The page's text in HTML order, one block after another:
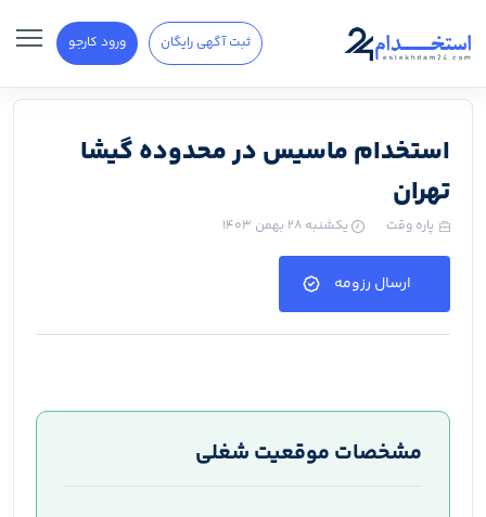
ثبت آگهی رایگان ورود کارجو
استخدام ماسیس در محدوده گیشا
تهران
پاره وقت یکشنبه ۲۸ بهمن ۱۴۰۳
ارسال رزومه
مشخصات موقعیت شغلی